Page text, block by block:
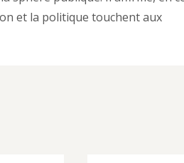
et la politique touchent aux